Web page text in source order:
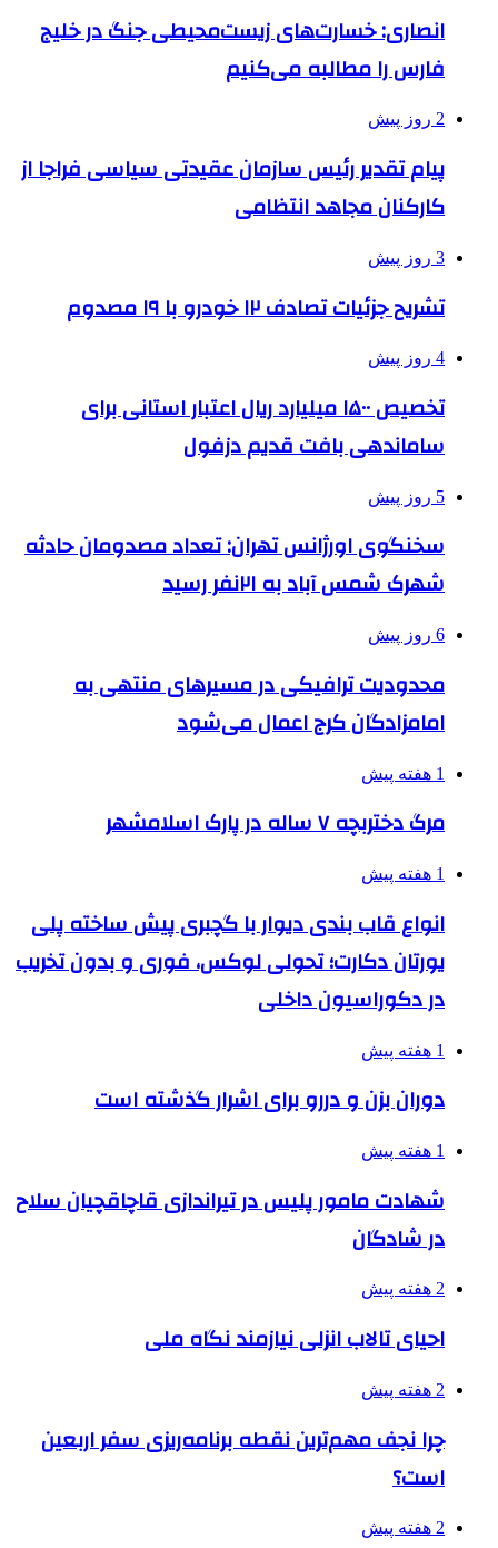
انصاری: خسارت‌های زیست‌محیطی جنگ در خلیج
فارس را مطالبه‌ می‌کنیم
2 روز پیش
پیام تقدیر رئیس سازمان عقیدتی سیاسی فراجا از
کارکنان مجاهد انتظامی
3 روز پیش
تشریح جزئیات تصادف ۱۲ خودرو با ۱۹ مصدوم
4 روز پیش
تخصیص ۱۵۰۰ میلیارد ریال اعتبار استانی برای
ساماندهی بافت قدیم دزفول
5 روز پیش
سخنگوی اورژانس تهران: تعداد مصدومان حادثه
شهرک شمس آباد به ۲۱نفر رسید
6 روز پیش
محدودیت ترافیکی در مسیرهای منتهی به
امامزادگان کرج اعمال می‌شود
1 هفته پیش
مرگ دختربچه ۷ ساله در پارک اسلامشهر
1 هفته پیش
انواع قاب بندی دیوار با گچبری پیش ساخته پلی
یورتان دکارت؛ تحولی لوکس، فوری و بدون تخریب
در دکوراسیون داخلی
1 هفته پیش
دوران بزن و دررو برای اشرار گذشته است
1 هفته پیش
شهادت مامور پلیس در تیراندازی قاچاقچیان سلاح
در شادگان
2 هفته پیش
احیای تالاب انزلی نیازمند نگاه ملی
2 هفته پیش
چرا نجف مهم‌ترین نقطه برنامه‌ریزی سفر اربعین
است؟
2 هفته پیش